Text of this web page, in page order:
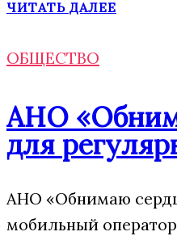
ЧИТАТЬ ДАЛЕЕ
ОБЩЕСТВО
АНО
для
АНО «Обнимаю
мобильный